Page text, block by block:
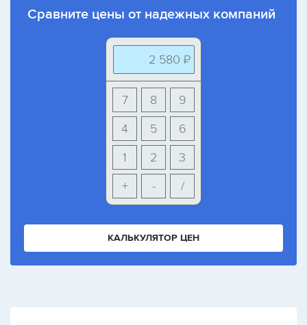
Сравните цены от надежных компаний
2 580 ₽
9
8
7
6
5
4
3
2
1
+
- /
КАЛЬКУЛЯТОР ЦЕН